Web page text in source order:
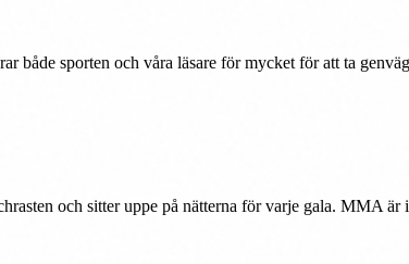
både sporten och våra läsare för mycket för att ta
och sitter uppe på nätterna för varje gala. MMA är